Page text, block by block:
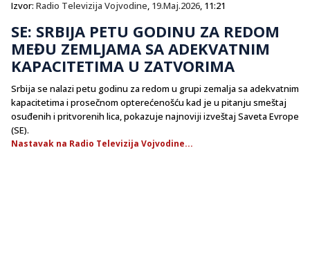
Izvor: Radio Televizija Vojvodine, 19.Maj.2026, 11:21
SE: SRBIJA PETU GODINU ZA REDOM
MEĐU ZEMLJAMA SA ADEKVATNIM
KAPACITETIMA U ZATVORIMA
Srbija se nalazi petu godinu za redom u grupi zemalja sa adekvatnim
kapacitetima i prosečnom opterećenošću kad je u pitanju smeštaj
osuđenih i pritvorenih lica, pokazuje najnoviji izveštaj Saveta Evrope
(SE).
Nastavak na Radio Televizija Vojvodine...